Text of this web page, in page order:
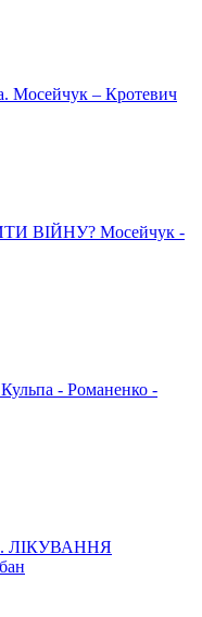
Мосейчук – Кротевич
ВІЙНУ? Мосейчук -
- Романенко -
ЛІКУВАННЯ